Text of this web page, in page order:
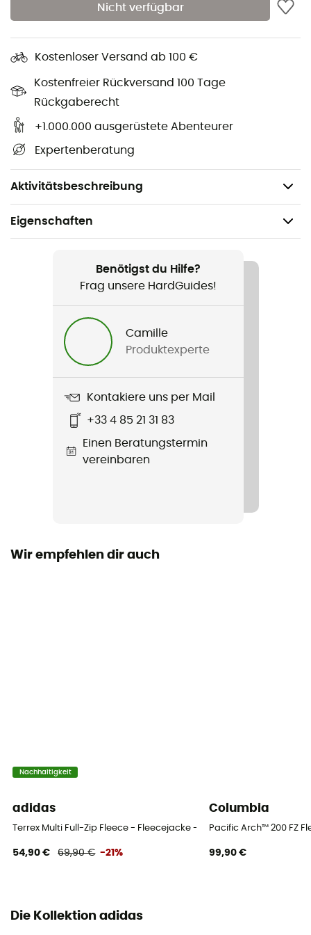
Nicht verfügbar
Kostenloser Versand ab 100 €
Kostenfreier Rückversand 100 Tage
Rückgaberecht
+1.000.000 ausgerüstete Abenteurer
Expertenberatung
Aktivitätsbeschreibung
Seitentaschen, rucksackkompatibel
Flooce-Material
Elastische Bündchen und Saum
Schulternähte nach hinten versetzt
Eigenschaften
Xperior Light Fleece Hooded Jacket
Material
Benötigst du Hilfe?
Frag unsere HardGuides!
Camille
Produktexperte
Kontakiere uns per Mail
+33 4 85 21 31 83
Einen Beratungstermin
vereinbaren
Wir empfehlen dir auch
Nachhaltigkeit
adidas
Terrex Multi Full-Zip Fleece - Fleecejacke - Herren
54,90 € 69,90 € -21%
Columbia
Pacific Arch™ 200 FZ
99,90 €
Die Kollektion adidas